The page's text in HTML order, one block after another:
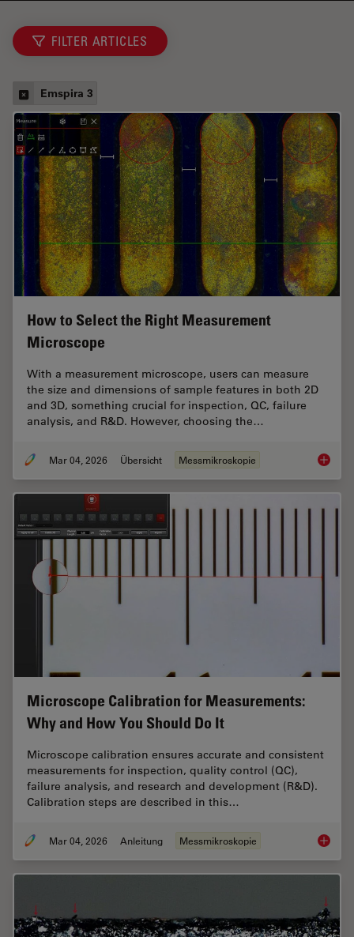
FILTER ARTICLES
Emspira 3
How to Select the Right Measurement
Microscope
With a measurement microscope, users can measure
the size and dimensions of sample features in both 2D
and 3D, something crucial for inspection, QC, failure
analysis, and R&D. However, choosing the…
Mar 04, 2026 Übersicht Messmikroskopie How to
Microscope Calibration for Measurements:
Why and How You Should Do It
Microscope calibration ensures accurate and consistent
measurements for inspection, quality control (QC),
failure analysis, and research and development (R&D).
Calibration steps are described in this…
Mar 04, 2026 Anleitung Messmikroskopie